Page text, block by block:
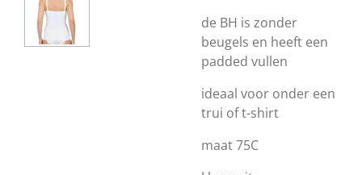
de BH is zonder
beugels en heeft een
padded vullen
ideaal voor onder een
trui of t-shirt
maat 75C